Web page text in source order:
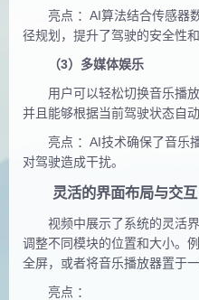
亮点 ：AI算法结合传感器
径规划，提升了驾驶的安全性和
（3）多媒体娱乐
用户可以轻松切换音乐播
并且能够根据当前驾驶状态自
亮点 ：AI技术确保了音乐
对驾驶造成干扰。
灵活的界面布局与交互
视频中展示了系统的灵活
调整不同模块的位置和大小。
全屏， 或者将音乐播放器置于
亮点 ：